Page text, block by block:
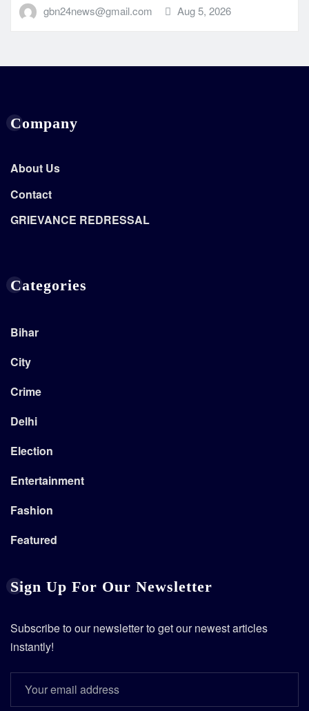
gbn24news@gmail.com Aug 5, 2026
Company
About Us
Contact
GRIEVANCE REDRESSAL
Categories
Bihar
City
Crime
Delhi
Election
Entertainment
Fashion
Featured
Sign Up For Our Newsletter
Subscribe to our newsletter to get our newest articles
instantly!